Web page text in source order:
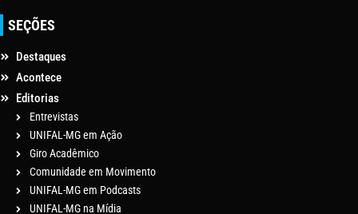
SEÇÕES
Destaques
Acontece
Editorias
Entrevistas
UNIFAL-MG em Ação
Giro Acadêmico
Comunidade em Movimento
UNIFAL-MG em Podcasts
UNIFAL-MG na Mídia